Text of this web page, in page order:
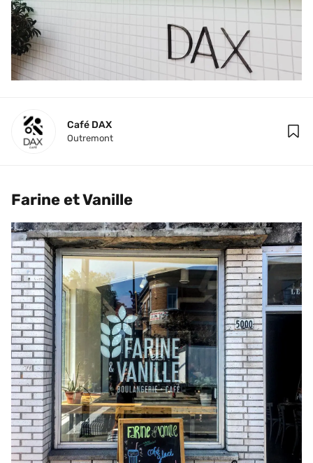
Café DAX
Outremont
Farine et Vanille